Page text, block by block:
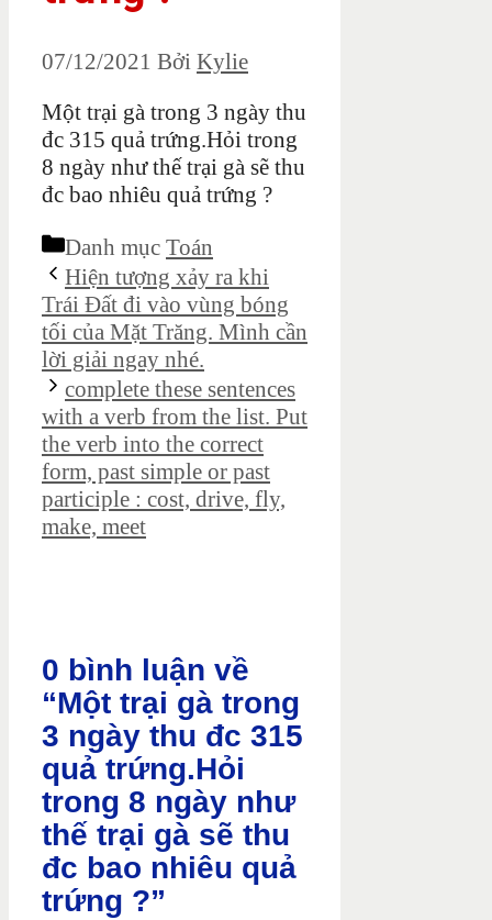
07/12/2021 Bởi Kylie
Một trại gà trong 3 ngày thu
đc 315 quả trứng.Hỏi trong
8 ngày như thế trại gà sẽ thu
đc bao nhiêu quả trứng ?
Danh mục Toán
Hiện tượng xảy ra khi
Trái Đất đi vào vùng bóng
tối của Mặt Trăng. Mình cần
lời giải ngay nhé.
complete these sentences
with a verb from the list. Put
the verb into the correct
form, past simple or past
participle : cost, drive, fly,
make, meet
0 bình luận về
“Một trại gà trong
3 ngày thu đc 315
quả trứng.Hỏi
trong 8 ngày như
thế trại gà sẽ thu
đc bao nhiêu quả
trứng ?”